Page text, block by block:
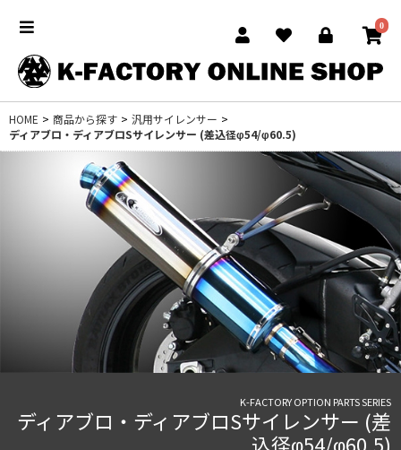
0
HOME > 商品から探す > 汎用サイレンサー >
ディアブロ・ディアブロSサイレンサー (差込径φ54/φ60.5)
K-FACTORY OPTION PARTS SERIES
ディアブロ・ディアブロSサイレンサー (差
込径φ54/φ60.5)